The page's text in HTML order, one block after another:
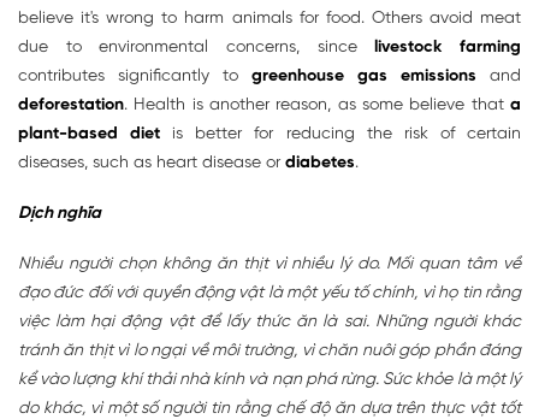
believe it's wrong to harm animals for food. Others avoid meat
due to environmental concerns, since
livestock
farming
contributes significantly to greenhouse gas emissions and
deforestation. Health is another reason, as some believe that a
plant-based diet is better for reducing the risk of certain
diseases, such as heart disease or diabetes.
Dịch nghĩa
Nhiều người chọn không ăn thịt vì nhiều lý do. Mối quan tâm về
đạo đức đối với quyền động vật là một yếu tố chính, vì họ tin rằng
việc làm hại động vật để lấy thức ăn là sai. Những người khác
tránh ăn thịt vì lo ngại về môi trường, vì chăn nuôi góp phần đáng
kể vào lượng khí thải nhà kính và nạn phá rừng. Sức khỏe là một lý
do khác, vì một số người tin rằng chế độ ăn dựa trên thực vật tốt